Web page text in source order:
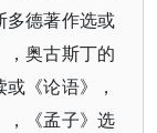
多德著作选或
奥古斯丁的
《论语》，
，《孟子》选